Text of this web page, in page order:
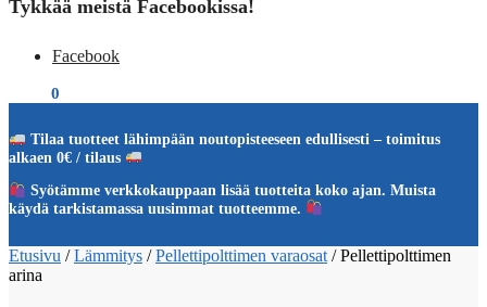
Tykkää meistä Facebookissa!
Facebook
0
Tilaa tuotteet lähimpään noutopisteeseen edullisesti – toimitus
alkaen 0€ / tilaus
Syötämme verkkokauppaan lisää tuotteita koko ajan. Muista
käydä tarkistamassa uusimmat tuotteemme.
Etusivu /Lämmitys /Pellettipolttimen varaosat /Pellettipolttimen
arina